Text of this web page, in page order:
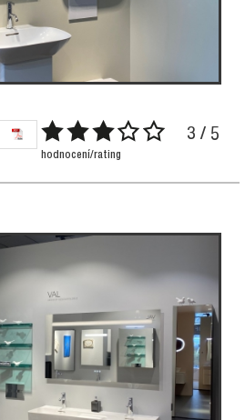
3 / 5
hodnocení/rating